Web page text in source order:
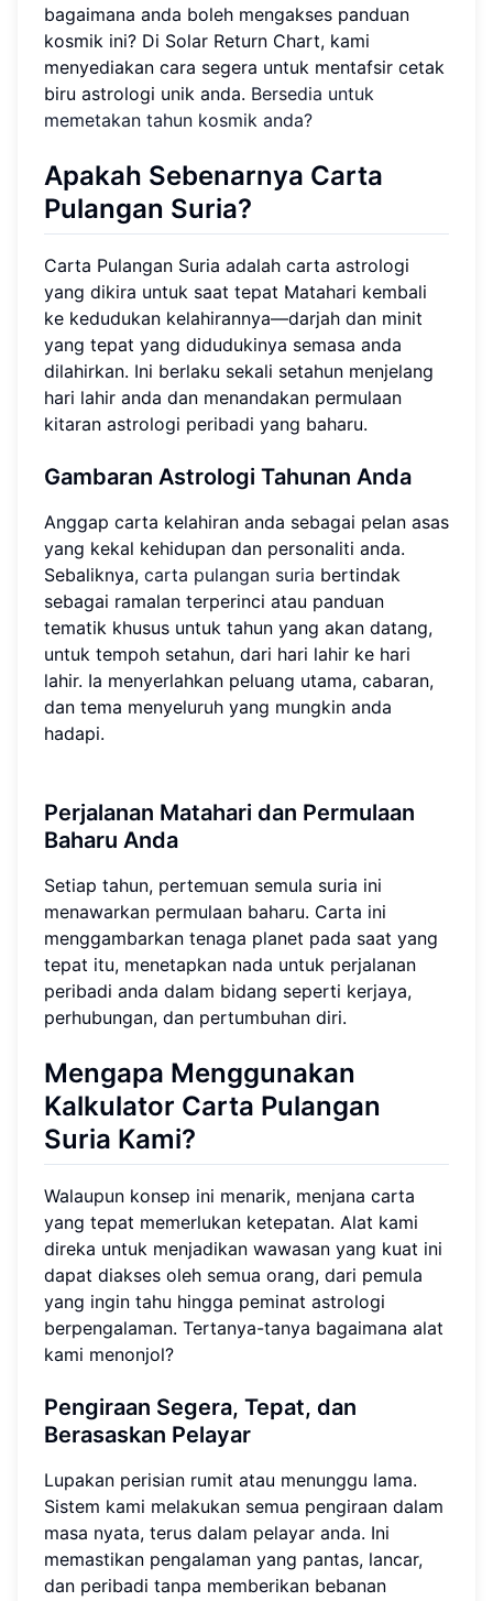
bagaimana anda boleh mengakses panduan
kosmik ini? Di Solar Return Chart, kami
menyediakan cara segera untuk mentafsir cetak
biru astrologi unik anda. Bersedia untuk
memetakan tahun kosmik anda?
Apakah Sebenarnya Carta
Pulangan Suria?
Carta Pulangan Suria adalah carta astrologi
yang dikira untuk saat tepat Matahari kembali
ke kedudukan kelahirannya—darjah dan minit
yang tepat yang didudukinya semasa anda
dilahirkan. Ini berlaku sekali setahun menjelang
hari lahir anda dan menandakan permulaan
kitaran astrologi peribadi yang baharu.
Gambaran Astrologi Tahunan Anda
Anggap carta kelahiran anda sebagai pelan asas
yang kekal kehidupan dan personaliti anda.
Sebaliknya, carta pulangan suria bertindak
sebagai ramalan terperinci atau panduan
tematik khusus untuk tahun yang akan datang,
untuk tempoh setahun, dari hari lahir ke hari
lahir. Ia menyerlahkan peluang utama, cabaran,
dan tema menyeluruh yang mungkin anda
hadapi.
Perjalanan Matahari dan Permulaan
Baharu Anda
Setiap tahun, pertemuan semula suria ini
menawarkan permulaan baharu. Carta ini
menggambarkan tenaga planet pada saat yang
tepat itu, menetapkan nada untuk perjalanan
peribadi anda dalam bidang seperti kerjaya,
perhubungan, dan pertumbuhan diri.
Mengapa Menggunakan
Kalkulator Carta Pulangan
Suria Kami?
Walaupun konsep ini menarik, menjana carta
yang tepat memerlukan ketepatan. Alat kami
direka untuk menjadikan wawasan yang kuat ini
dapat diakses oleh semua orang, dari pemula
yang ingin tahu hingga peminat astrologi
berpengalaman. Tertanya-tanya bagaimana alat
kami menonjol?
Pengiraan Segera, Tepat, dan
Berasaskan Pelayar
Lupakan perisian rumit atau menunggu lama.
Sistem kami melakukan semua pengiraan dalam
masa nyata, terus dalam pelayar anda. Ini
memastikan pengalaman yang pantas, lancar,
dan peribadi tanpa memberikan bebanan